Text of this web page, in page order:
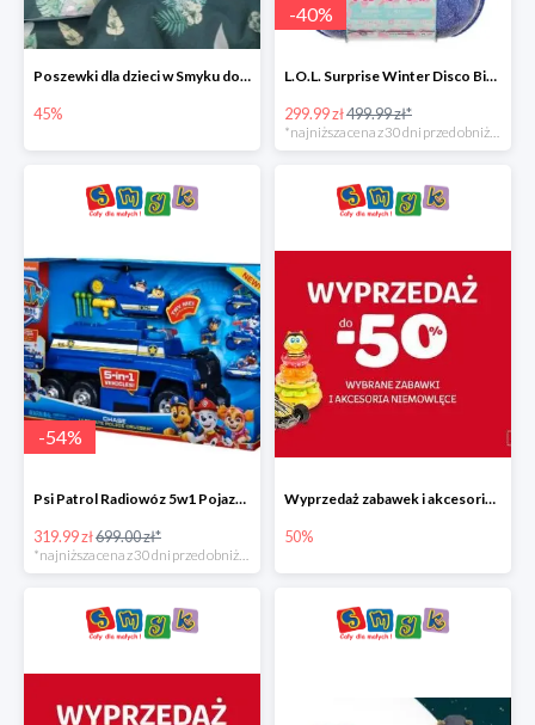
Poszewki dla dzieci w Smyku do -45%
45%
-40%
L.O.L. Surprise Winter Disco Bigger Surprise Zestaw laleczek w walizce -40%
299.99 zł499.99 zł*
-54%
Psi Patrol Radiowóz 5w1 Pojazd ratunkowy z figurką Chase'a
319.99 zł699.00 zł*
Wyprzedaż zabawek i akcesoriów niemowlęcych w Smyku do -50%
50%